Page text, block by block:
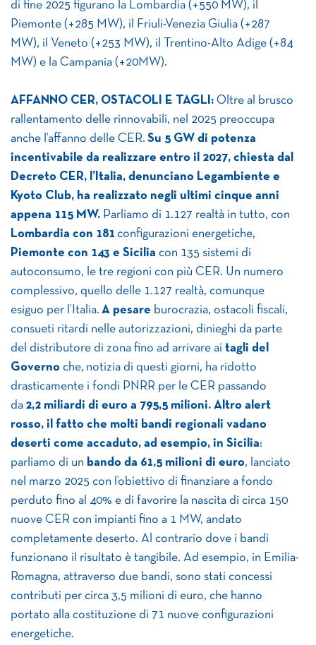
di fine 2025 figurano la Lombardia (+550 MW), il
Piemonte (+285 MW), il Friuli-Venezia Giulia (+287
MW), il Veneto (+253 MW), il Trentino-Alto Adige (+84
MW) e la Campania (+20MW).
AFFANNO CER, OSTACOLI E TAGLI: Oltre al brusco
rallentamento delle rinnovabili, nel 2025 preoccupa
anche l’affanno delle CER. Su 5 GW di potenza
incentivabile da realizzare entro il 2027, chiesta dal
Decreto CER, l’Italia, denunciano Legambiente e
Kyoto Club, ha realizzato negli ultimi cinque anni
appena 115 MW. Parliamo di 1.127 realtà in tutto, con
Lombardia con 181 configurazioni energetiche,
Piemonte con 143 e Sicilia con 135 sistemi di
autoconsumo, le tre regioni con più CER. Un numero
complessivo, quello delle 1.127 realtà, comunque
esiguo per l’Italia. A pesare burocrazia, ostacoli fiscali,
consueti ritardi nelle autorizzazioni, dinieghi da parte
del distributore di zona fino ad arrivare ai tagli del
Governo che, notizia di questi giorni, ha ridotto
drasticamente i fondi PNRR per le CER passando
da 2,2 miliardi di euro a 795,5 milioni. Altro alert
rosso, il fatto che molti bandi regionali vadano
deserti come accaduto, ad esempio, in Sicilia:
parliamo di un bando da 61,5 milioni di euro, lanciato
nel marzo 2025 con l’obiettivo di finanziare a fondo
perduto fino al 40% e di favorire la nascita di circa 150
nuove CER con impianti fino a 1 MW, andato
completamente deserto. Al contrario dove i bandi
funzionano il risultato è tangibile. Ad esempio, in Emilia-
Romagna, attraverso due bandi, sono stati concessi
contributi per circa 3,5 milioni di euro, che hanno
portato alla costituzione di 71 nuove configurazioni
energetiche.